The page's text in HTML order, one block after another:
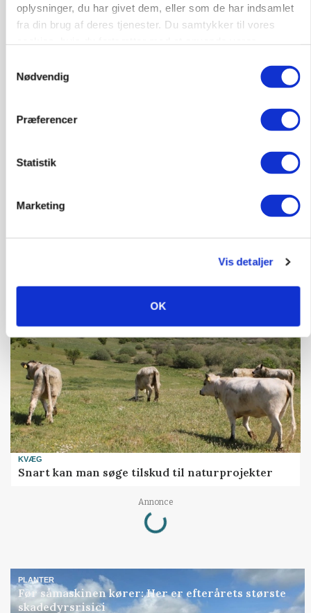
oplysninger, du har givet dem, eller som de har indsamlet
fra din brug af deres tjenester. Du samtykker til vores
Nødvendig
Præferencer
Statistik
Marketing
Vis detaljer
OK
POLITIK
»Nu stopper I«: Landbrugsdebattør og
protestgruppe vil demonstrere mod ny
gødskningslov
POLITIK
KVÆG
Snart kan man søge tilskud til naturprojekter
Annonce
Loading...
PLANTER
Før såmaskinen kører: Her er efterårets største
skadedyrsrisici